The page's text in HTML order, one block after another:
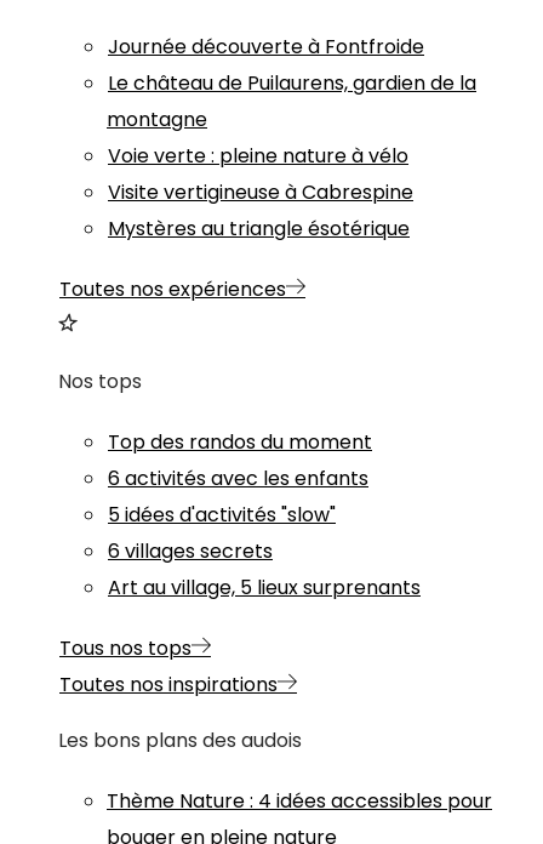
Journée découverte à Fontfroide
Le château de Puilaurens, gardien de la
montagne
Voie verte : pleine nature à vélo
Visite vertigineuse à Cabrespine
Mystères au triangle ésotérique
Toutes nos expériences
Nos tops
Top des randos du moment
6 activités avec les enfants
5 idées d'activités "slow"
6 villages secrets
Art au village, 5 lieux surprenants
Tous nos tops
Toutes nos inspirations
Les bons plans des audois
Thème Nature: 4 idées accessibles pour
bouger en pleine nature